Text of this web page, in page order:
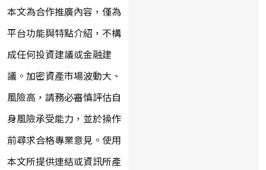
本文為合作推廣內容，僅為
平台功能與特點介紹，不構
成任何投資建議或金融建
議。加密資產市場波動大、
風險高，請務必審慎評估自
身風險承受能力，並於操作
前尋求合格專業意見。使用
本文所提供連結或資訊所產